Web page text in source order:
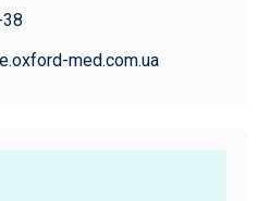
med.com.ua